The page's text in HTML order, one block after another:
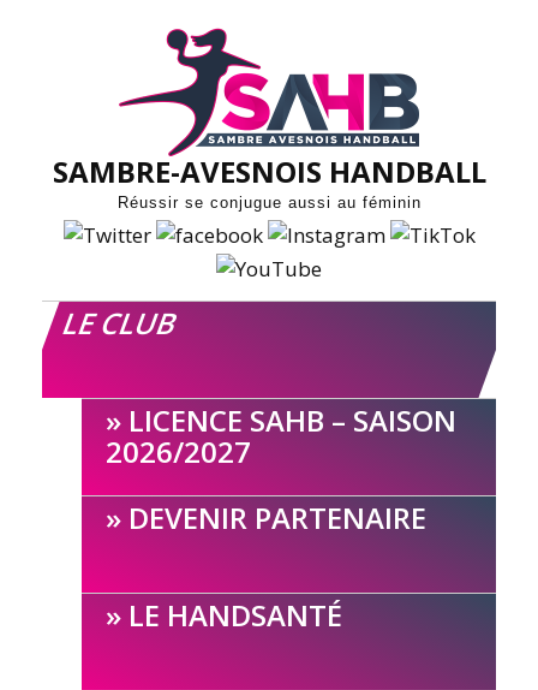
SAMBRE-AVESNOIS HANDBALL
Réussir se conjugue aussi au féminin
LE CLUB
LICENCE SAHB – SAISON
2026/2027
DEVENIR PARTENAIRE
LE HANDSANTÉ